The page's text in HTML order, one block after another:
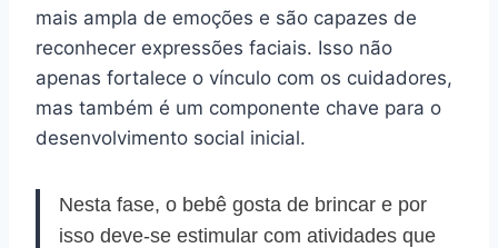
mais ampla de emoções e são capazes de
reconhecer expressões faciais. Isso não
apenas fortalece o vínculo com os cuidadores,
mas também é um componente chave para o
desenvolvimento social inicial.
Nesta fase, o bebê gosta de brincar e por
isso deve-se estimular com atividades que